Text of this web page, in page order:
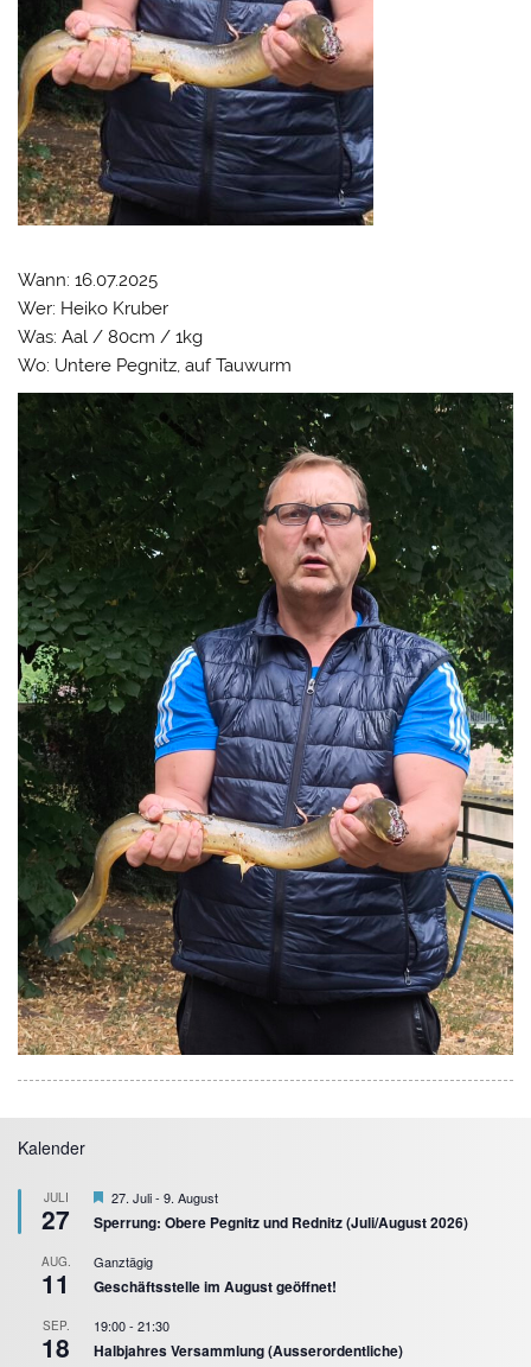
Wann: 16.07.2025
Wer: Heiko Kruber
Was: Aal / 80cm / 1kg
Wo: Untere Pegnitz, auf Tauwurm
Kalender
JULI
27
Hervorgehoben
27. Juli-9. August
Sperrung: Obere Pegnitz und Rednitz (Juli/August 2026)
AUG.
11
Ganztägig
Geschäftsstelle im August geöffnet!
SEP.
18
19:00-21:30
Halbjahres Versammlung (Ausserordentliche)